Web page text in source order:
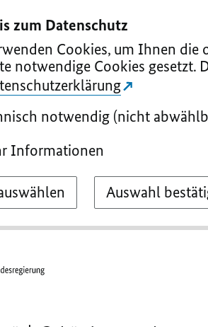
zum Datenschutz
Cookies, um Ihnen die
notwendige Cookies gesetzt.
notwendig (nicht
Informationen
Auswahl